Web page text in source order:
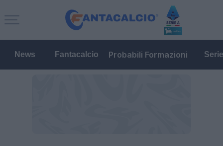
News Fantacalcio Probabili Formazioni